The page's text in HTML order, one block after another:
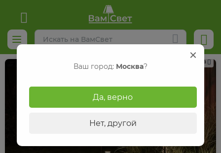
Реклама
Ваш город: Москва?
Да, верно
Нет, другой